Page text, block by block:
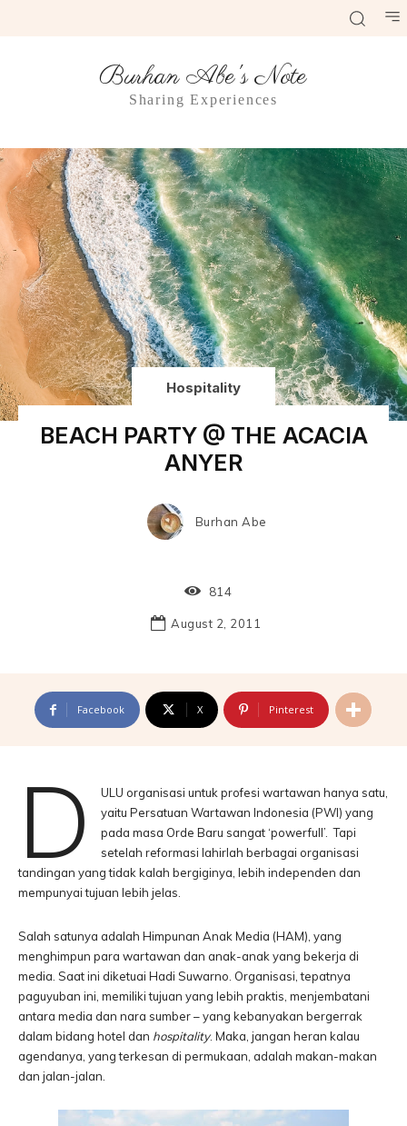
Burhan Abe's Note
Sharing Experiences
Hospitality
BEACH PARTY @ THE ACACIA
ANYER
Burhan Abe
814
August 2, 2011
Facebook X Pinterest
D
ULU organisasi untuk profesi wartawan hanya satu,
yaitu Persatuan Wartawan Indonesia (PWI) yang
pada masa Orde Baru sangat ‘powerfull’. Tapi
setelah reformasi lahirlah berbagai organisasi
tandingan yang tidak kalah bergiginya, lebih independen dan
mempunyai tujuan lebih jelas.
Salah satunya adalah Himpunan Anak Media (HAM), yang
menghimpun para wartawan dan anak-anak yang bekerja di
media. Saat ini diketuai Hadi Suwarno. Organisasi, tepatnya
paguyuban ini, memiliki tujuan yang lebih praktis, menjembatani
antara media dan nara sumber – yang kebanyakan bergerrak
dalam bidang hotel dan hospitality. Maka, jangan heran kalau
agendanya, yang terkesan di permukaan, adalah makan-makan
dan jalan-jalan.